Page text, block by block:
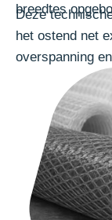
breedtes
Deze
het ostend net
overspanning